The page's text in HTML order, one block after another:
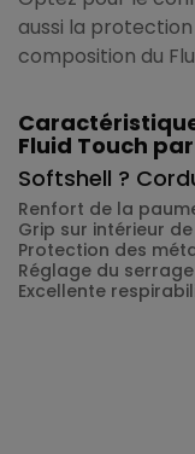
aussi la
composition du
Fluid Touch
Softshell ?
Renfort de la
Grip sur intérieur
Protection des
Réglage du
Excellente